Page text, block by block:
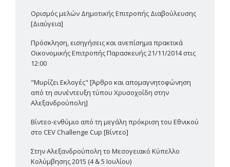
Ορισμός μελών Δημοτικής Επιτροπής Διαβούλευσης
[Διαύγεια]
Πρόσκληση, εισηγήσεις και ανεπίσημα πρακτικά
Οικονομικής Επιτροπής Παρασκευής 21/11/2014 στις
12:00
"Μυρίζει Εκλογές" [Άρθρο και απομαγνητοφώνηση
από τη συνέντευξη τύπου Χρυσοχοΐδη στην
Αλεξανδρούπολη]
Βίντεο-ενθύμιο από τη μεγάλη πρόκριση του Εθνικού
στο CEV Challenge Cup [Βίντεο]
Στην Αλεξανδρούπολη το Μεσογειακό Κύπελλο
Κολύμβησης 2015 (4 & 5 Ιουλίου)